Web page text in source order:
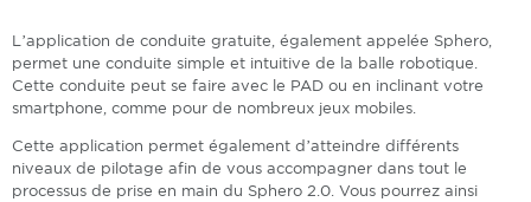
L’application de conduite gratuite, également appelée Sphero,
permet une conduite simple et intuitive de la balle robotique.
Cette conduite peut se faire avec le PAD ou en inclinant votre
smartphone, comme pour de nombreux jeux mobiles.
Cette application permet également d’atteindre différents
niveaux de pilotage afin de vous accompagner dans tout le
processus de prise en main du Sphero 2.0. Vous pourrez ainsi